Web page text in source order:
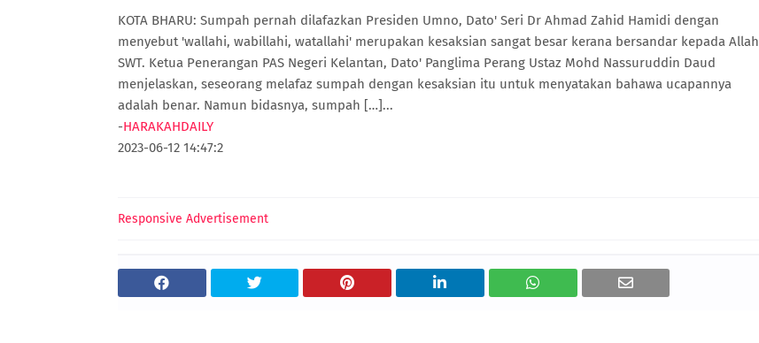
KOTA BHARU: Sumpah pernah dilafazkan Presiden Umno, Dato' Seri Dr Ahmad Zahid Hamidi dengan
menyebut 'wallahi, wabillahi, watallahi' merupakan kesaksian sangat besar kerana bersandar kepada Allah
SWT. Ketua Penerangan PAS Negeri Kelantan, Dato' Panglima Perang Ustaz Mohd Nassuruddin Daud
menjelaskan, seseorang melafaz sumpah dengan kesaksian itu untuk menyatakan bahawa ucapannya
adalah benar. Namun bidasnya, sumpah […]...
-HARAKAHDAILY
2023-06-12 14:47:2
Responsive Advertisement